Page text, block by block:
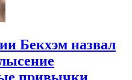
Бекхэм назвал
привычки